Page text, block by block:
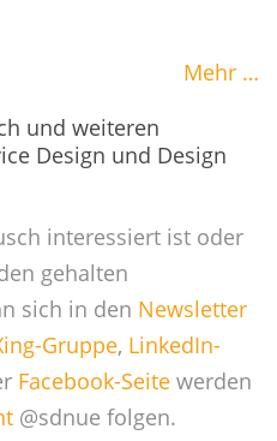
Mehr …
und weiteren
Design und Design
interessiert ist oder
gehalten
sich in den Newsletter
Gruppe, LinkedIn-
Facebook-Seite werden
@sdnue folgen.